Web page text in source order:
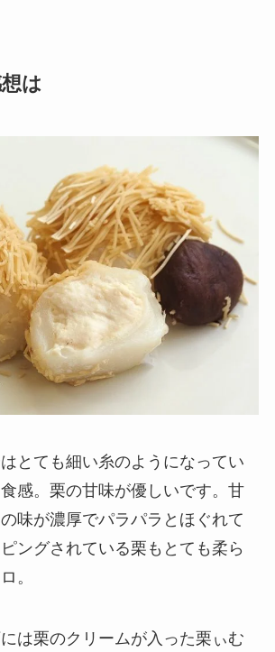
は
とても細い糸のようになってい
感。栗の甘味が優しいです。甘
味が濃厚でパラパラとほぐれて
ングされている栗もとても柔ら
。
は栗のクリームが入った栗ぃむ